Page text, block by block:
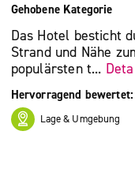
Gehobene Kategorie
Das Hotel besticht
Strand und Nähe
populärsten t...
Hervorragend bewertet:
Lage & Umgebung